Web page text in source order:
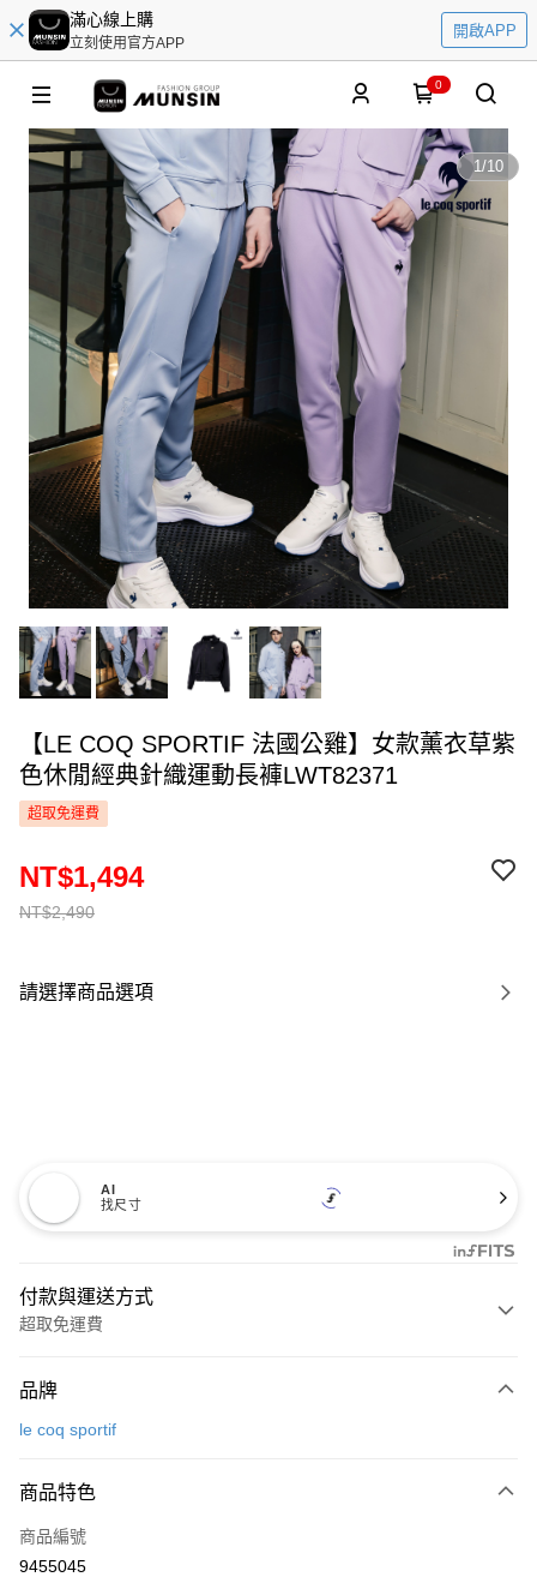
滿心線上購
立刻使用官方APP
開啟APP
0
1/10
【LE COQ SPORTIF 法國公雞】女款薰衣草紫
色休閒經典針織運動長褲LWT82371
超取免運費
NT$2,490
NT$1,494
請選擇商品選項
AI
找尺寸
付款與運送方式
超取免運費
信用卡一次付款
LINE Pay
Apple Pay
品牌
le coq sportif
商品特色
商品編號
9455045